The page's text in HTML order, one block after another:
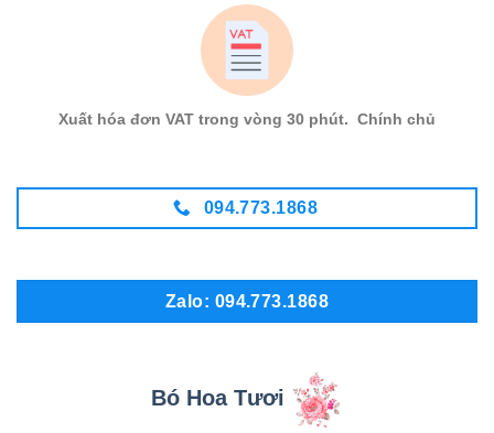
Xuất hóa đơn VAT trong vòng 30 phút. Chính chủ
094.773.1868
Zalo: 094.773.1868
Bó Hoa Tươi